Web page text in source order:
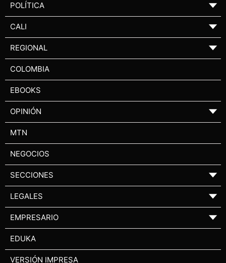
POLÍTICA ▼
CALI ▼
REGIONAL ▼
COLOMBIA
EBOOKS
OPINIÓN ▼
MTN
NEGOCIOS
SECCIONES ▼
LEGALES ▼
EMPRESARIO ▼
EDUKA
VERSIÓN IMPRESA